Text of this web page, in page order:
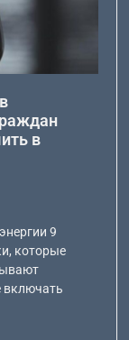
в
9
которые
включать